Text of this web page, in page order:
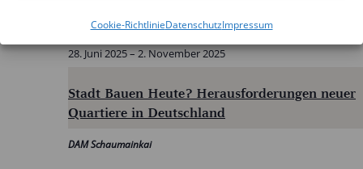
Cookie-RichtlinieDatenschutzImpressum
Stadt Bauen Heute? Herausforderungen neuer
Quartiere in Deutschland
28. Juni 2025–2. November 2025
DAM Schaumainkai